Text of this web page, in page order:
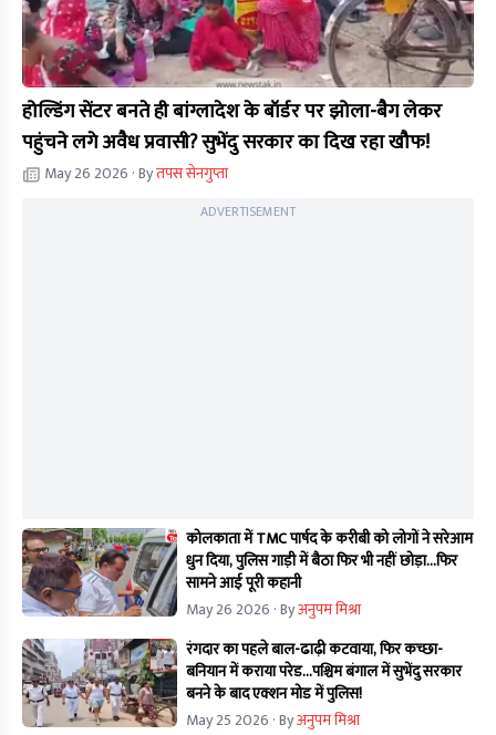
होल्डिंग सेंटर बनते ही बांग्लादेश के बॉर्डर पर झोला-बैग लेकर
पहुंचने लगे अवैध प्रवासी? सुभेंदु सरकार का दिख रहा खौफ!
May 26 2026 · Byतपस सेनगुप्ता
ADVERTISEMENT
कोलकाता में TMC पार्षद के करीबी को लोगों ने सरेआम
धुन दिया, पुलिस गाड़ी में बैठा फिर भी नहीं छोड़ा...फिर
सामने आई पूरी कहानी
May 26 2026 · Byअनुपम मिश्रा
रंगदार का पहले बाल-ढाढ़ी कटवाया, फिर कच्छा-
बनियान में कराया परेड...पश्चिम बंगाल में सुभेंदु सरकार
बनने के बाद एक्शन मोड में पुलिस!
May 25 2026 · Byअनुपम मिश्रा